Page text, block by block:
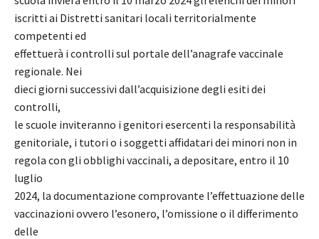
iscritti ai Distretti sanitari locali territorialmente
competenti ed
effettuerà i controlli sul portale dell’anagrafe vaccinale
regionale. Nei
dieci giorni successivi dall’acquisizione degli esiti dei
controlli,
le scuole inviteranno i genitori esercenti la responsabilità
genitoriale, i tutori o i soggetti affidatari dei minori non in
regola con gli obblighi vaccinali, a depositare, entro il 10
luglio
2024, la documentazione comprovante l’effettuazione delle
vaccinazioni ovvero l’esonero, l’omissione o il differimento
delle